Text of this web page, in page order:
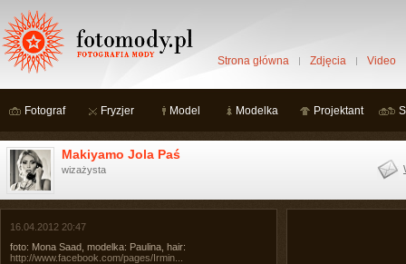
Strona główna Zdjęcia Video
Fotograf Fryzjer Model Modelka Projektant
Makiyamo Jola Paś
wizażysta
16.04.2012 20:47
foto: Mona Saad, modelka: Paulina, hair:
http://www.facebook.com/pages/Irmin...